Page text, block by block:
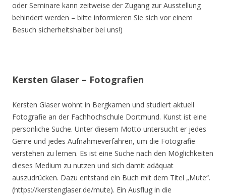
oder Seminare kann zeitweise der Zugang zur Ausstellung
behindert werden – bitte informieren Sie sich vor einem
Besuch sicherheitshalber bei uns!)
Kersten Glaser – Fotografien
Kersten Glaser wohnt in Bergkamen und studiert aktuell
Fotografie an der Fachhochschule Dortmund. Kunst ist eine
persönliche Suche. Unter diesem Motto untersucht er jedes
Genre und jedes Aufnahmeverfahren, um die Fotografie
verstehen zu lernen. Es ist eine Suche nach den Möglichkeiten
dieses Medium zu nutzen und sich damit adäquat
auszudrücken. Dazu entstand ein Buch mit dem Titel „Mute“.
(https://kerstenglaser.de/mute). Ein Ausflug in die